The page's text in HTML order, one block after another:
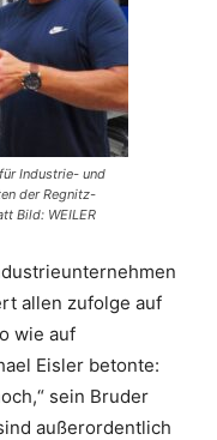
Industrie- und
der Regnitz-
Bild: WEILER
allen zufolge auf
wie auf
Eisler betonte:
sein Bruder
außerordentlich